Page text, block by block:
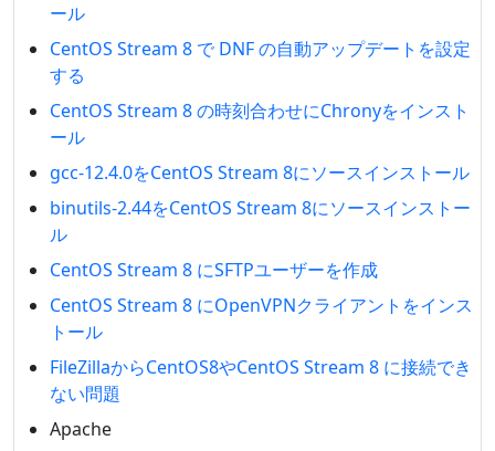
ール
CentOS Stream 8 で DNF の自動アップデートを設定
する
CentOS Stream 8 の時刻合わせにChronyをインスト
ール
gcc-12.4.0をCentOS Stream 8にソースインストール
binutils-2.44をCentOS Stream 8にソースインストー
ル
CentOS Stream 8 にSFTPユーザーを作成
CentOS Stream 8 にOpenVPNクライアントをインス
トール
FileZillaからCentOS8やCentOS Stream 8 に接続でき
ない問題
Apache